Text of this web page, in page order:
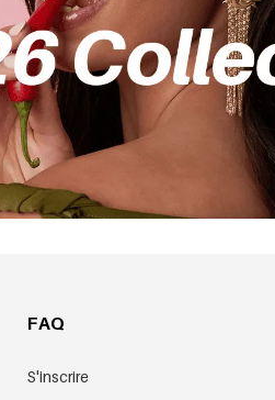
FAQ
S'inscrire